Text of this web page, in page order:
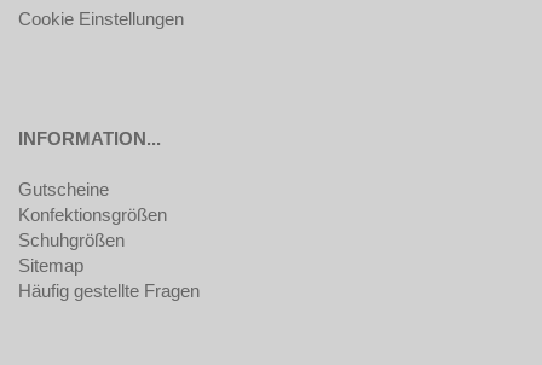
Cookie Einstellungen
INFORMATION...
Gutscheine
Konfektionsgrößen
Schuhgrößen
Sitemap
Häufig gestellte Fragen